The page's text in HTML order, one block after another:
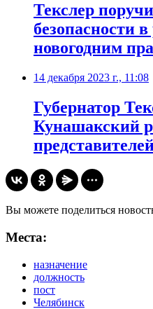
Текслер
безопасности
новогодним
14 декабря 2023 г., 11:08
Губернатор
Кунашакский
Вы можете поделиться
Места:
назначение
должность
пост
Челябинск